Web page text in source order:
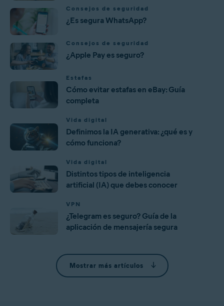
Consejos de seguridad
¿Es segura WhatsApp?
Consejos de seguridad
¿Apple Pay es seguro?
Estafas
Cómo evitar estafas en eBay: Guía
completa
Vida digital
Definimos la IA generativa: ¿qué es y
cómo funciona?
Vida digital
Distintos tipos de inteligencia
artificial (IA) que debes conocer
VPN
¿Telegram es seguro? Guía de la
aplicación de mensajería segura
Mostrar más artículos